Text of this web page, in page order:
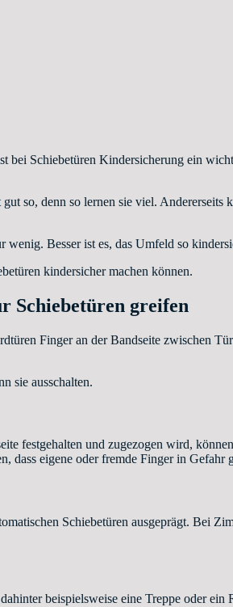
Schiebetüren Kindersicherung ein
so, denn so lernen sie viel.
Besser ist es, das Umfeld so
kindersicher machen können.
Schiebetüren greifen
Finger an der Bandseite zwischen
sie ausschalten.
festgehalten und zugezogen wird,
dass eigene oder fremde Finger in Gefahr
Schiebetüren ausgeprägt. Bei
beispielsweise eine Treppe oder